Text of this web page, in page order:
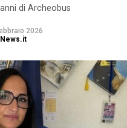
di Archeobus
2026